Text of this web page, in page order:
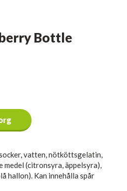
Bottle
vatten, nötköttsgelatin,
medel (citronsyra, äppelsyra),
hallon). Kan innehålla spår